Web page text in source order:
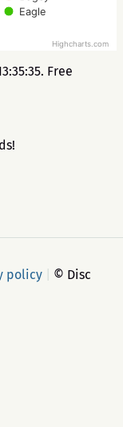
Eagle
Highcharts.com
Free
policy
© Disc